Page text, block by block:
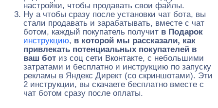
настройки, чтобы продавать свои файлы.
Ну а чтобы сразу после установки чат бота, вы
стали продавать и зарабатывать, вместе с чат
ботом, каждый покупатель получит в Подарок
инструкцию, в которой мы рассказали, как
привлекать потенциальных покупателей в
ваш бот из соц сети Вконтакте, с небольшими
затратами и бесплатно и инструкцию по запуску
рекламы в Яндекс Директ (со скриншотами). Эти
2 инструкции, вы скачаете бесплатно вместе с
чат ботом сразу после оплаты.